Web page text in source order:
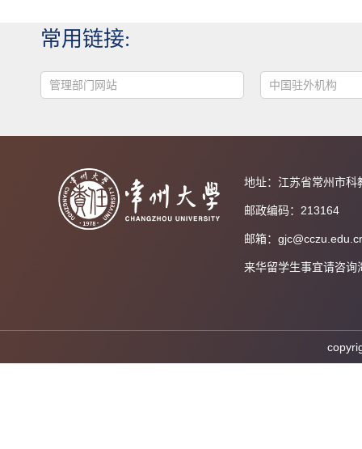
常用链接:
管理部门网站 中国驻外机构
地址：江苏省常州市科
邮政编码：213164
邮箱：
来华留学生事宜请咨